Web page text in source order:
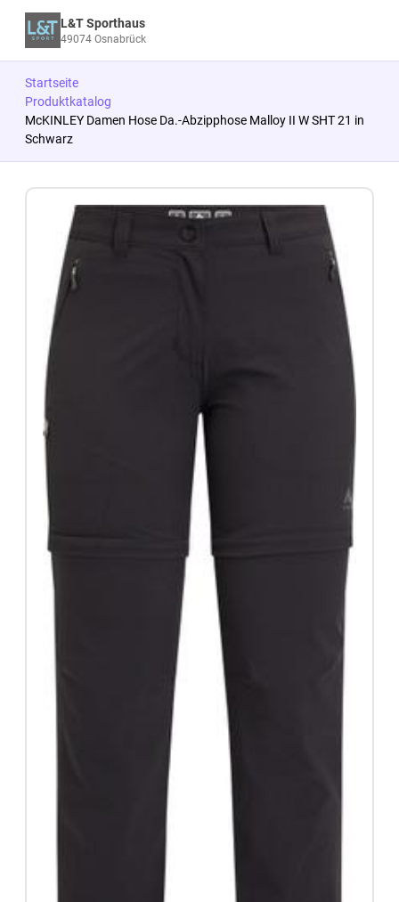
L&T Sporthaus
49074 Osnabrück
Startseite
Produktkatalog
McKINLEY Damen Hose Da.-Abzipphose Malloy II W SHT 21 in
Schwarz